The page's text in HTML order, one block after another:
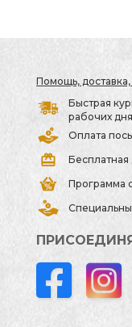
Помощь, доставка,
Быстрая
рабочих
Оплата
Бесплатная
Программа